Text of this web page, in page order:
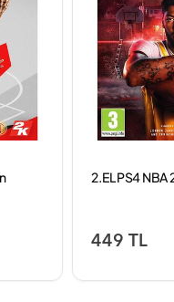
2.EL PS4 NBA
449 TL